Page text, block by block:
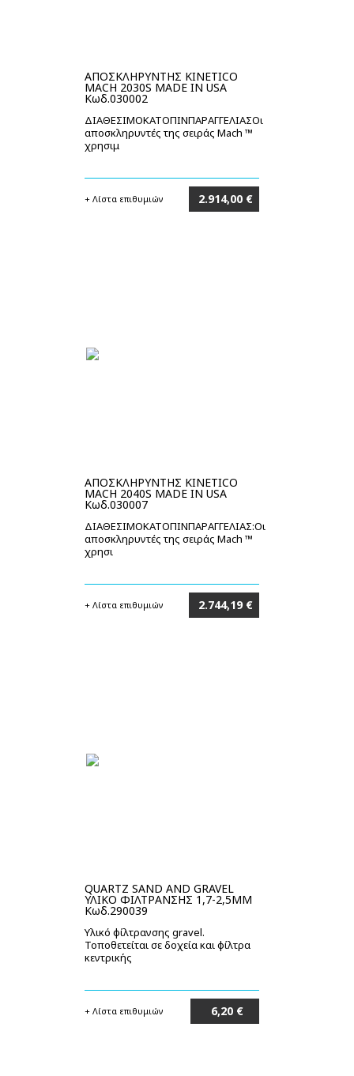
ΑΠΟΣΚΛΗΡΥΝΤΗΣ KINETICO
MACH 2030S MADE IN USA
Κωδ.030002
ΔΙΑΘΕΣΙΜΟΚΑΤΟΠΙΝΠΑΡΑΓΓΕΛΙΑΣΟι
αποσκληρυντές της σειράς Mach ™
χρησιμ
+ Λίστα επιθυμιών 2.914,00 €
ΑΠΟΣΚΛΗΡΥΝΤΗΣ KINETICO
MACH 2040S MADE IN USA
Κωδ.030007
ΔΙΑΘΕΣΙΜΟΚΑΤΟΠΙΝΠΑΡΑΓΓΕΛΙΑΣ:Οι
αποσκληρυντές της σειράς Mach ™
χρησι
+ Λίστα επιθυμιών 2.744,19 €
QUARTZ SAND AND GRAVEL
ΥΛΙΚΟ ΦΙΛΤΡΑΝΣΗΣ 1,7-2,5MM
Κωδ.290039
Υλικό φίλτρανσης gravel.
Τοποθετείται σε δοχεία και φίλτρα
κεντρικής
+ Λίστα επιθυμιών 6,20 €